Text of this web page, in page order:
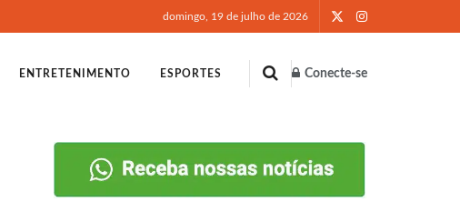
domingo, 19 de julho de 2026
ENTRETENIMENTO ESPORTES Conecte-se